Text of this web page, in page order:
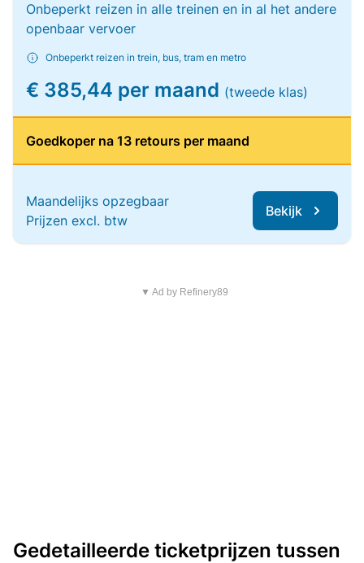
Onbeperkt reizen in alle treinen en in al het andere
openbaar vervoer
Onbeperkt reizen in trein, bus, tram en metro
€ 385,44 per maand (tweede klas)
Goedkoper na 13 retours per maand
Maandelijks opzegbaar
Prijzen excl. btw
Bekijk
▼ Ad by Refinery89
Gedetailleerde ticketprijzen tussen